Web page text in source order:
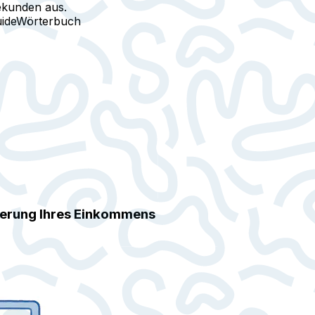
aus.
Wörterbuch
Ihres Einkommens